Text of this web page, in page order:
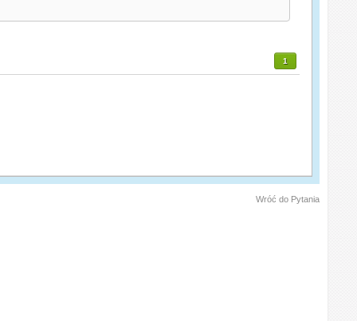
1
Wróć do Pytania